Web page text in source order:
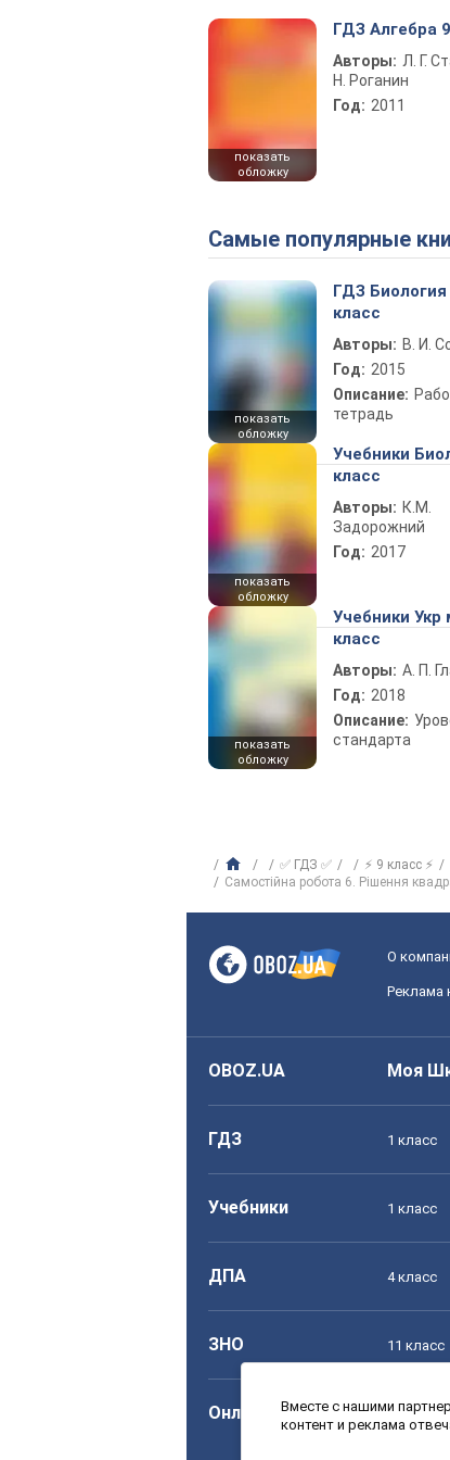
показать
обложку
ГДЗ Алгебра
Авторы: Л. Г.
Н. Роганин
Год: 2011
Самые популярные
показать
обложку
ГДЗ Биология
класс
Авторы: В. И.
Год: 2015
Описание:
тетрадь
показать
обложку
Учебники
класс
Авторы: К.М.
Задорожний
Год: 2017
показать
обложку
Учебники Укр
класс
Авторы: А. П.
Год: 2018
Описание:
стандарта
✅ ГДЗ ✅ ⚡ 9 класс ⚡
Самостійна робота 6. Рішення
О
Реклама
OBOZ.UA Моя
ГДЗ 1 класс
Учебники 1 класс
ДПА 4 класс
ЗНО 11 класс
Онлайн уроки 1 класс
Вместе с нашими
контент и реклама